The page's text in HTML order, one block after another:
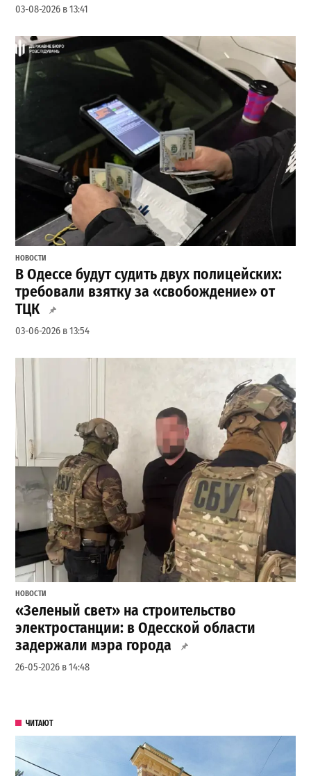
03-08-2026 в 13:41
НОВОСТИ
В Одессе будут судить двух полицейских:
требовали взятку за «свобождение» от
ТЦК
03-06-2026 в 13:54
НОВОСТИ
«Зеленый свет» на строительство
электростанции: в Одесской области
задержали мэра города
26-05-2026 в 14:48
ЧИТАЮТ